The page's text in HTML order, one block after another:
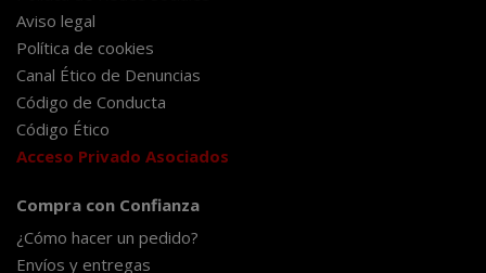
Aviso legal
Política de cookies
Canal Ético de Denuncias
Código de Conducta
Código Ético
Acceso Privado Asociados
Compra con Confianza
¿Cómo hacer un pedido?
Envíos y entregas